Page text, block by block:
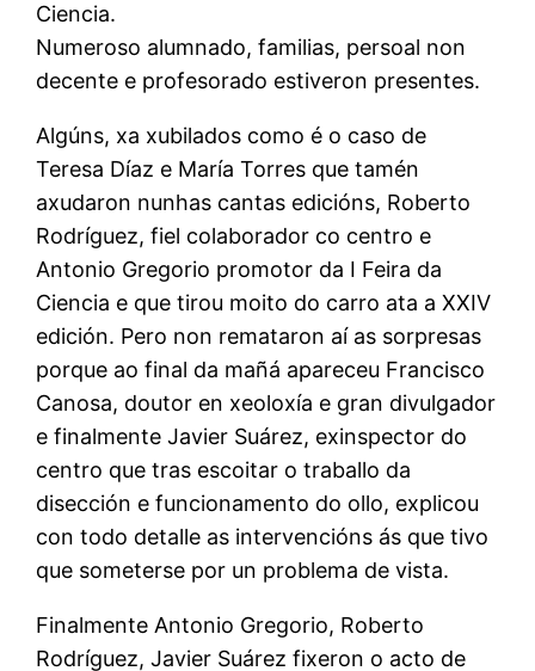
Ciencia.
Numeroso alumnado, familias, persoal non
decente e profesorado estiveron presentes.
Algúns, xa xubilados como é o caso de
Teresa Díaz e María Torres que tamén
axudaron nunhas cantas edicións, Roberto
Rodríguez, fiel colaborador co centro e
Antonio Gregorio promotor da I Feira da
Ciencia e que tirou moito do carro ata a XXIV
edición. Pero non remataron aí as sorpresas
porque ao final da mañá apareceu Francisco
Canosa, doutor en xeoloxía e gran divulgador
e finalmente Javier Suárez, exinspector do
centro que tras escoitar o traballo da
disección e funcionamento do ollo, explicou
con todo detalle as intervencións ás que tivo
que someterse por un problema de vista.
Finalmente Antonio Gregorio, Roberto
Rodríguez, Javier Suárez fixeron o acto de